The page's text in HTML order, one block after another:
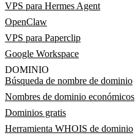
VPS para Hermes Agent
OpenClaw
VPS para Paperclip
Google Workspace
DOMINIO
Búsqueda de nombre de dominio
Nombres de dominio económicos
Dominios gratis
Herramienta WHOIS de dominio